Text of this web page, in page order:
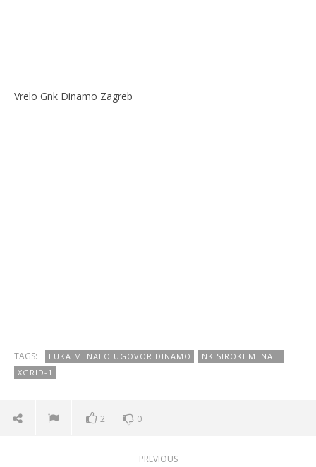
Vrelo Gnk Dinamo Zagreb
TAGS: LUKA MENALO UGOVOR DINAMO
NK SIROKI MENALI
XGRID-1
2 0
PREVIOUS